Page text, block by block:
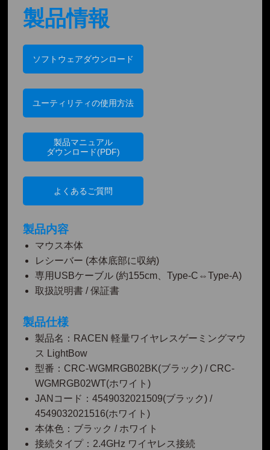
製品情報
ソフトウェアダウンロード
ユーティリティの使用方法
製品マニュアル
ダウンロード(PDF)
よくあるご質問
製品内容
マウス本体
レシーバー (本体底部に収納)
専用USBケーブル (約155cm、Type-C⇔Type-A)
取扱説明書 / 保証書
製品仕様
製品名：RACEN 軽量ワイヤレスゲーミングマウ
ス LightBow
型番：CRC-WGMRGB02BK(ブラック) / CRC-
WGMRGB02WT(ホワイト)
JANコード：4549032021509(ブラック) /
4549032021516(ホワイト)
本体色：ブラック / ホワイト
接続タイプ：2.4GHz ワイヤレス接続